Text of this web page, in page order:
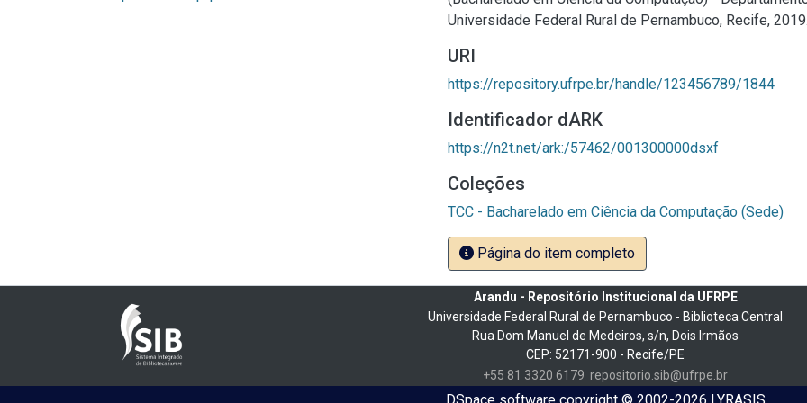
Universidade Federal Rural de Pernambuco, Recife,
URI
https://repository.ufrpe.br/handle/123456789/1844
Identificador dARK
https://n2t.net/ark:/57462/001300000dsxf
Coleções
TCC - Bacharelado em Ciência da Computação (Sede)
Página do item completo
Arandu - Repositório Institucional da UFRPE
Universidade Federal Rural de Pernambuco - Biblioteca Central
Rua Dom Manuel de Medeiros, s/n, Dois Irmãos
CEP: 52171-900 - Recife/PE
+55 81 3320 6179 repositorio.sib@ufrpe.br